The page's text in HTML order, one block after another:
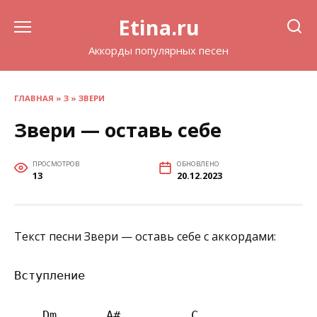
Etina.ru
Аккорды популярных песен
ГЛАВНАЯ » З » ЗВЕРИ
Звери — оставь себе
ПРОСМОТРОВ
13
ОБНОВЛЕНО
20.12.2023
Текст песни Звери — оставь себе с аккордами:
Вступление